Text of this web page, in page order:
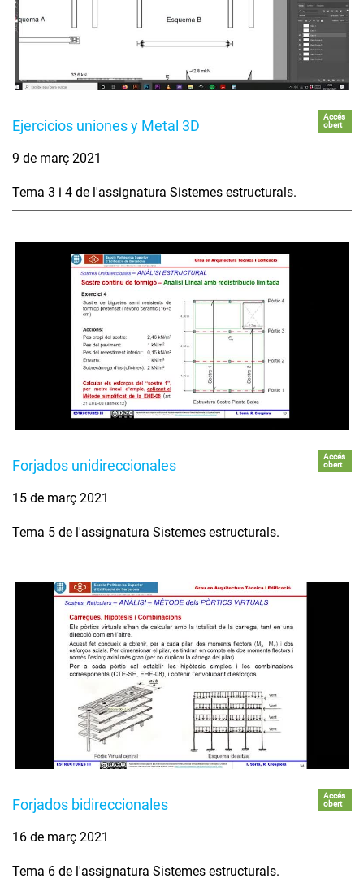
Ejercicios uniones y Metal 3D
Accés
obert
9 de març 2021
Tema 3 i 4 de l'assignatura Sistemes estructurals.
Forjados unidireccionales
Accés
obert
15 de març 2021
Tema 5 de l'assignatura Sistemes estructurals.
Forjados bidireccionales
Accés
obert
16 de març 2021
Tema 6 de l'assignatura Sistemes estructurals.